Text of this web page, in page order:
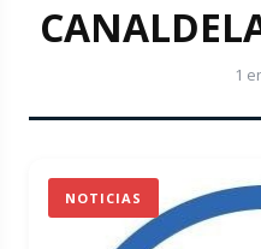
1
NOTICIAS